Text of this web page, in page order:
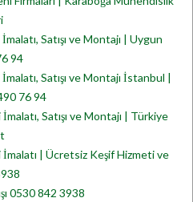
Satışı ve Montajı | Uygun
94
Satışı ve Montajı İstanbul |
76 94
Satışı ve Montajı | Türkiye
| Ücretsiz Keşif Hizmeti ve
0530 842 3938